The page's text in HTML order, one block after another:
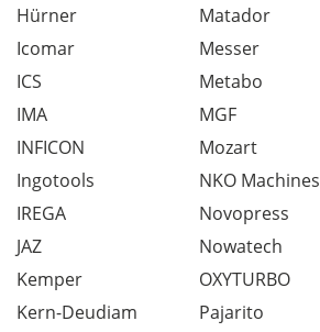
Hürner
Icomar
ICS
IMA
INFICON
Ingotools
IREGA
JAZ
Kemper
Kern-Deudiam
Matador
Messer
Metabo
MGF
Mozart
NKO Machines
Novopress
Nowatech
OXYTURBO
Pajarito